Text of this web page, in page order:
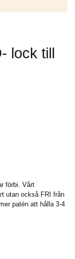
lock till
förbi. Vårt
utan också FRI från
patén att hålla 3-4